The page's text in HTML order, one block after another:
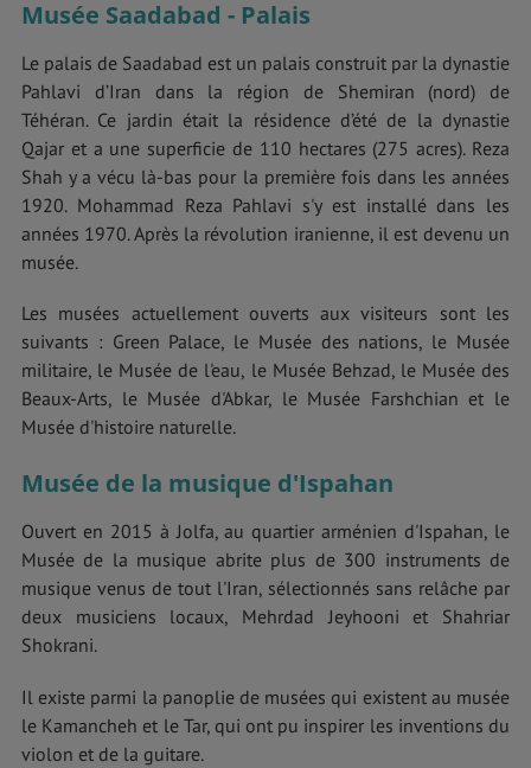
Musée Saadabad - Palais
Le palais de Saadabad est un palais construit par la dynastie
Pahlavi d’Iran dans la région de Shemiran (nord) de
Téhéran. Ce jardin était la résidence d’été de la dynastie
Qajar et a une superficie de 110 hectares (275 acres). Reza
Shah y a vécu là-bas pour la première fois dans les années
1920. Mohammad Reza Pahlavi s'y est installé dans les
années 1970. Après la révolution iranienne, il est devenu un
musée.
Les musées actuellement ouverts aux visiteurs sont les
suivants : Green Palace, le Musée des nations, le Musée
militaire, le Musée de l'eau, le Musée Behzad, le Musée des
Beaux-Arts, le Musée d'Abkar, le Musée Farshchian et le
Musée d'histoire naturelle.
Musée de la musique d'Ispahan
Ouvert en 2015 à Jolfa, au quartier arménien d'Ispahan, le
Musée de la musique abrite plus de 300 instruments de
musique venus de tout l'Iran, sélectionnés sans relâche par
deux musiciens locaux, Mehrdad Jeyhooni et Shahriar
Shokrani.
Il existe parmi la panoplie de musées qui existent au musée
le Kamancheh et le Tar, qui ont pu inspirer les inventions du
violon et de la guitare.